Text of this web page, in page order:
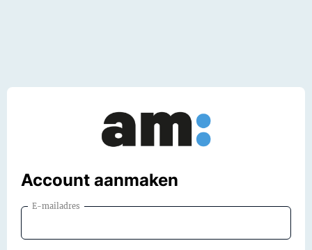
Account aanmaken
E-mailadres